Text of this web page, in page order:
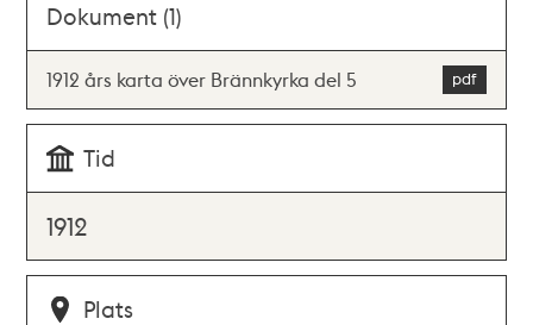
Dokument (1)
1912 års karta över Brännkyrka del 5
Tid
1912
Plats